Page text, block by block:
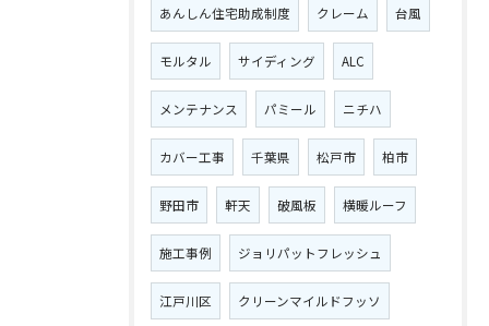
あんしん住宅助成制度 クレーム 台風
モルタル サイディング ALC
メンテナンス パミール ニチハ
カバー工事 千葉県 松戸市 柏市
野田市 軒天 破風板 横暖ルーフ
施工事例 ジョリパットフレッシュ
江戸川区 クリーンマイルドフッソ